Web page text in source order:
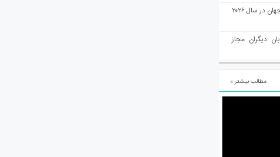
ملبورن به عنوان بهترین شهر جهان در سال ۲۰۲۶
دیگران مجاز
مطالب بیشتر »